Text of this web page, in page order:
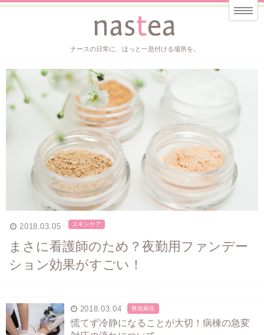
ナースの日常に、ほっと一息付ける場所を。
2018.03.05 スキンケア
まさに看護師のため？夜勤用ファンデー
ション効果がすごい！
2018.03.04 救急蘇生
慌てず冷静になることが大切！病棟の急変